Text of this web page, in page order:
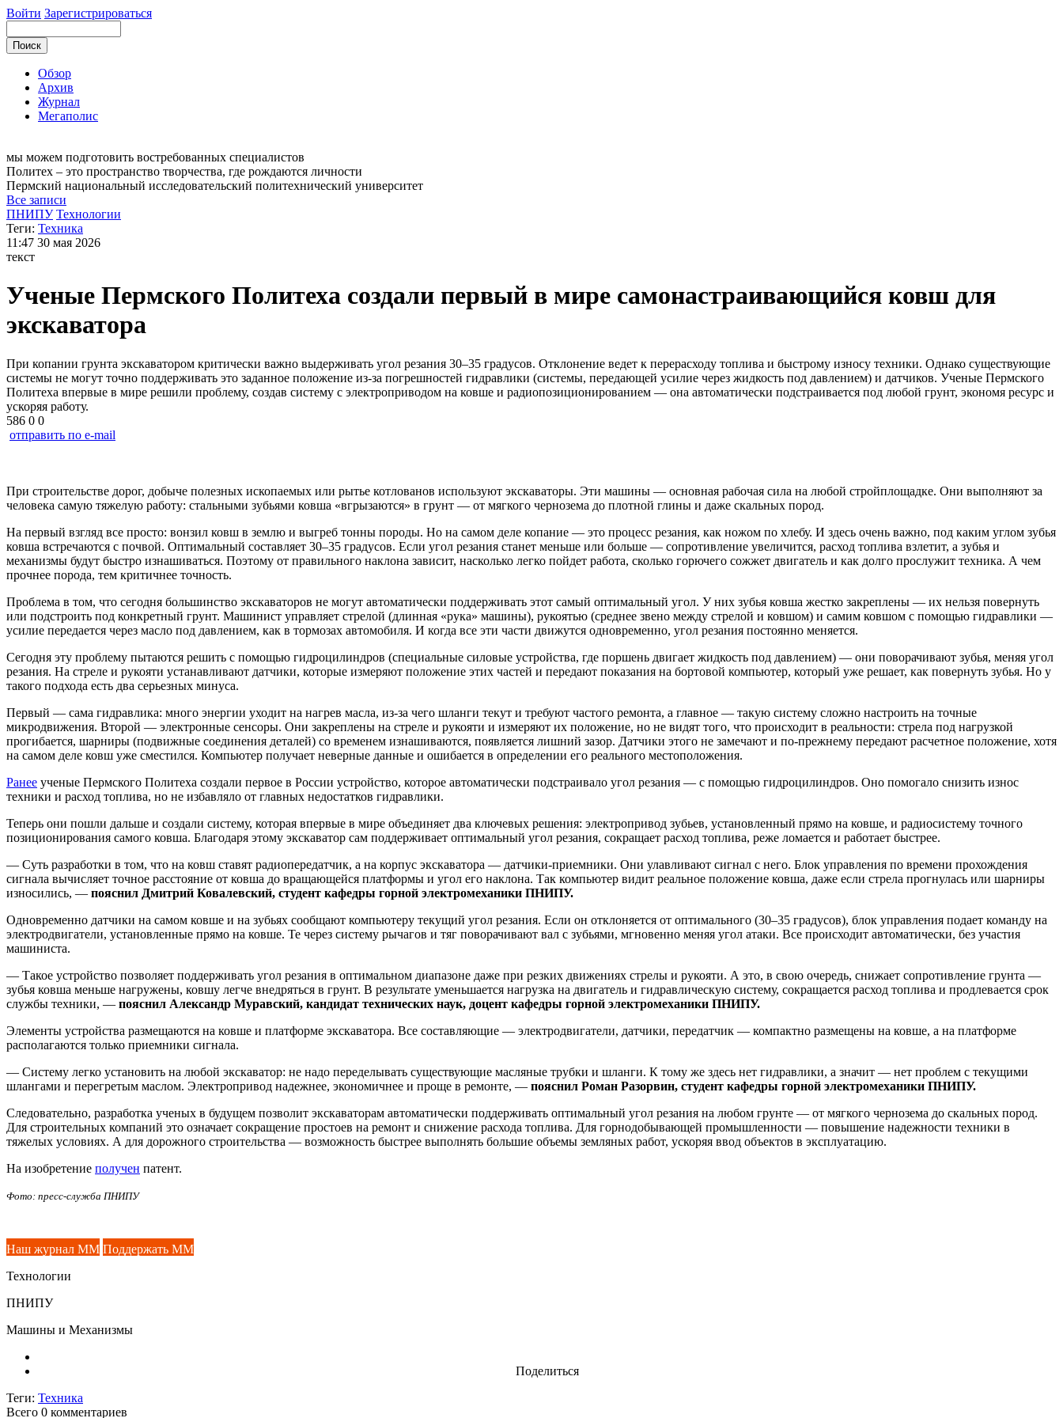
Войти Зарегистрироваться
Обзор
Архив
Журнал
Мегаполис
мы можем подготовить востребованных специалистов
Политех – это пространство творчества, где рождаются личности
Пермский национальный исследовательский политехнический университет
Все записи
ПНИПУ Технологии
Теги: Техника
11:47 30 мая 2026
текст
Ученые Пермского Политеха создали первый в мире самонастраивающийся ковш для
экскаватора
При копании грунта экскаватором критически важно выдерживать угол резания 30–35 градусов. Отклонение ведет к перерасходу топлива и быстрому износу техники. Однако существующие
системы не могут точно поддерживать это заданное положение из-за погрешностей гидравлики (системы, передающей усилие через жидкость под давлением) и датчиков. Ученые Пермского
Политеха впервые в мире решили проблему, создав систему с электроприводом на ковше и радиопозиционированием — она автоматически подстраивается под любой грунт, экономя ресурс и
ускоряя работу.
586 0 0
отправить по e-mail
При строительстве дорог, добыче полезных ископаемых или рытье котлованов используют экскаваторы. Эти машины — основная рабочая сила на любой стройплощадке. Они выполняют за
человека самую тяжелую работу: стальными зубьями ковша «вгрызаются» в грунт — от мягкого чернозема до плотной глины и даже скальных пород.
На первый взгляд все просто: вонзил ковш в землю и выгреб тонны породы. Но на самом деле копание — это процесс резания, как ножом по хлебу. И здесь очень важно, под каким углом зубья
ковша встречаются с почвой. Оптимальный составляет 30–35 градусов. Если угол резания станет меньше или больше — сопротивление увеличится, расход топлива взлетит, а зубья и
механизмы будут быстро изнашиваться. Поэтому от правильного наклона зависит, насколько легко пойдет работа, сколько горючего сожжет двигатель и как долго прослужит техника. А чем
прочнее порода, тем критичнее точность.
Проблема в том, что сегодня большинство экскаваторов не могут автоматически поддерживать этот самый оптимальный угол. У них зубья ковша жестко закреплены — их нельзя повернуть
или подстроить под конкретный грунт. Машинист управляет стрелой (длинная «рука» машины), рукоятью (среднее звено между стрелой и ковшом) и самим ковшом с помощью гидравлики —
усилие передается через масло под давлением, как в тормозах автомобиля. И когда все эти части движутся одновременно, угол резания постоянно меняется.
Сегодня эту проблему пытаются решить с помощью гидроцилиндров (специальные силовые устройства, где поршень двигает жидкость под давлением) — они поворачивают зубья, меняя угол
резания. На стреле и рукояти устанавливают датчики, которые измеряют положение этих частей и передают показания на бортовой компьютер, который уже решает, как повернуть зубья. Но у
такого подхода есть два серьезных минуса.
Первый — сама гидравлика: много энергии уходит на нагрев масла, из-за чего шланги текут и требуют частого ремонта, а главное — такую систему сложно настроить на точные
микродвижения. Второй — электронные сенсоры. Они закреплены на стреле и рукояти и измеряют их положение, но не видят того, что происходит в реальности: стрела под нагрузкой
прогибается, шарниры (подвижные соединения деталей) со временем изнашиваются, появляется лишний зазор. Датчики этого не замечают и по-прежнему передают расчетное положение, хотя
на самом деле ковш уже сместился. Компьютер получает неверные данные и ошибается в определении его реального местоположения.
Ранее ученые Пермского Политеха создали первое в России устройство, которое автоматически подстраивало угол резания — с помощью гидроцилиндров. Оно помогало снизить износ
техники и расход топлива, но не избавляло от главных недостатков гидравлики.
Теперь они пошли дальше и создали систему, которая впервые в мире объединяет два ключевых решения: электропривод зубьев, установленный прямо на ковше, и радиосистему точного
позиционирования самого ковша. Благодаря этому экскаватор сам поддерживает оптимальный угол резания, сокращает расход топлива, реже ломается и работает быстрее.
— Суть разработки в том, что на ковш ставят радиопередатчик, а на корпус экскаватора — датчики-приемники. Они улавливают сигнал с него. Блок управления по времени прохождения
сигнала вычисляет точное расстояние от ковша до вращающейся платформы и угол его наклона. Так компьютер видит реальное положение ковша, даже если стрела прогнулась или шарниры
износились, — пояснил Дмитрий Ковалевский, студент кафедры горной электромеханики ПНИПУ.
Одновременно датчики на самом ковше и на зубьях сообщают компьютеру текущий угол резания. Если он отклоняется от оптимального (30–35 градусов), блок управления подает команду на
электродвигатели, установленные прямо на ковше. Те через систему рычагов и тяг поворачивают вал с зубьями, мгновенно меняя угол атаки. Все происходит автоматически, без участия
машиниста.
— Такое устройство позволяет поддерживать угол резания в оптимальном диапазоне даже при резких движениях стрелы и рукояти. А это, в свою очередь, снижает сопротивление грунта —
зубья ковша меньше нагружены, ковшу легче внедряться в грунт. В результате уменьшается нагрузка на двигатель и гидравлическую систему, сокращается расход топлива и продлевается срок
службы техники, — пояснил Александр Муравский, кандидат технических наук, доцент кафедры горной электромеханики ПНИПУ.
Элементы устройства размещаются на ковше и платформе экскаватора. Все составляющие — электродвигатели, датчики, передатчик — компактно размещены на ковше, а на платформе
располагаются только приемники сигнала.
— Систему легко установить на любой экскаватор: не надо переделывать существующие масляные трубки и шланги. К тому же здесь нет гидравлики, а значит — нет проблем с текущими
шлангами и перегретым маслом. Электропривод надежнее, экономичнее и проще в ремонте, — пояснил Роман Разорвин, студент кафедры горной электромеханики ПНИПУ.
Следовательно, разработка ученых в будущем позволит экскаваторам автоматически поддерживать оптимальный угол резания на любом грунте — от мягкого чернозема до скальных пород.
Для строительных компаний это означает сокращение простоев на ремонт и снижение расхода топлива. Для горнодобывающей промышленности — повышение надежности техники в
тяжелых условиях. А для дорожного строительства — возможность быстрее выполнять большие объемы земляных работ, ускоряя ввод объектов в эксплуатацию.
На изобретение получен патент.
Фото: пресс-служба ПНИПУ
Наш журнал ММ Поддержать ММ
Технологии
ПНИПУ
Машины и Механизмы
Поделиться
Теги: Техника
Всего 0 комментариев